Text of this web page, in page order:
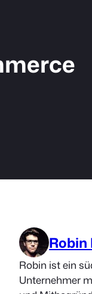
Robin
Robin ist ein
Unternehmer